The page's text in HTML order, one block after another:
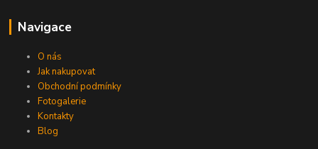
Navigace
O nás
Jak nakupovat
Obchodní podmínky
Fotogalerie
Kontakty
Blog